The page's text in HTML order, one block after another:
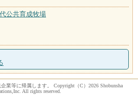
公共育成牧場
業等に帰属します。 Copyright（C）2026 Shobunsha
All rights reserved.